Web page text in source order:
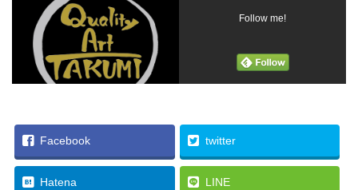
Follow me!
Facebook twitter
Hatena LINE